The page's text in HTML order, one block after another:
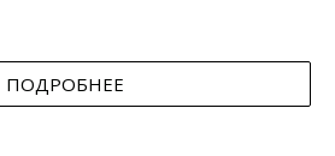
ПОДРОБНЕЕ